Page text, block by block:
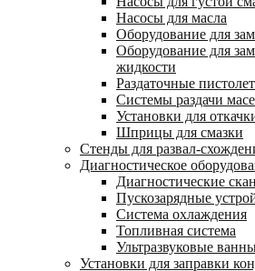
Насосы для масла
Оборудование для
Оборудование для
жидкости
Раздаточные
Системы раздачи
Установки для
Шприцы для смазки
Стенды для развал-
Диагностическое
Диагностические
Пускозарядные
Система охлаждения
Топливная система
Ультразвуковые
Установки для заправки